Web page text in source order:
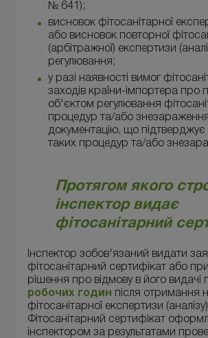
№ 641);
висновок фітосанітарної
або висновок повторної
(арбітражної) експертизи
регулювання;
у разі наявності вимог
заходів країни-імпортера про
об'єктом регулювання
процедур та/або
документацію, що
таких процедур та/або
Протягом якого
інспектор видає
фітосанітарний
Інспектор зобов'язаний видати
фітосанітарний сертифікат або
рішення про відмову в його видачі
робочих годин після отримання
фітосанітарної експертизи
Фітосанітарний сертифікат
інспектором за результатами